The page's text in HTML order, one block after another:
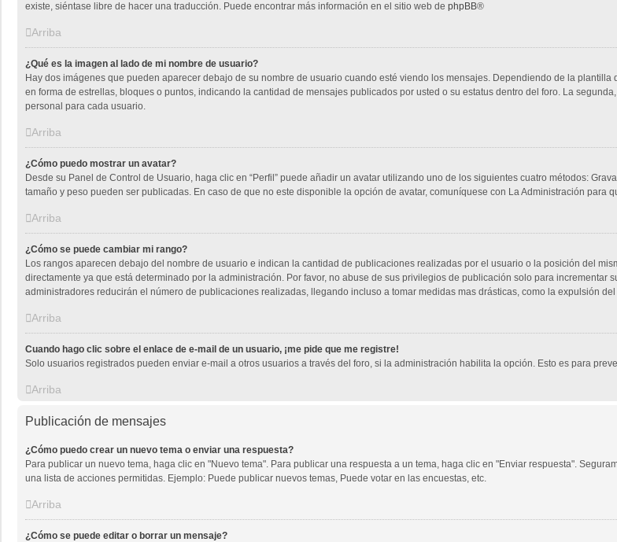
existe, siéntase libre de hacer una traducción. Puede encontrar más información en el sitio web de phpBB®
Arriba
¿Qué es la imagen al lado de mi nombre de usuario?
Hay dos imágenes que pueden aparecer debajo de su nombre de usuario cuando esté viendo los mensajes. Dependiendo de la
en forma de estrellas, bloques o puntos, indicando la cantidad de mensajes publicados por usted o su estatus dentro del foro. La
personal para cada usuario.
Arriba
¿Cómo puedo mostrar un avatar?
Desde su Panel de Control de Usuario, haga clic en “Perfil” puede añadir un avatar utilizando uno de los siguientes cuatro métodos:
tamaño y peso pueden ser publicadas. En caso de que no este disponible la opción de avatar, comuníquese con La Administración para
Arriba
¿Cómo se puede cambiar mi rango?
Los rangos aparecen debajo del nombre de usuario e indican la cantidad de publicaciones realizadas por el usuario o la posición del
directamente ya que está determinado por la administración. Por favor, no abuse de sus privilegios de publicación solo para incrementar
administradores reducirán el número de publicaciones realizadas, llegando incluso a tomar medidas mas drásticas, como la expulsión del
Arriba
Cuando hago clic sobre el enlace de e-mail de un usuario, ¡me pide que me registre!
Solo usuarios registrados pueden enviar e-mail a otros usuarios a través del foro, si la administración habilita la opción. Esto es para
Arriba
Publicación de mensajes
¿Cómo puedo crear un nuevo tema o enviar una respuesta?
Para publicar un nuevo tema, haga clic en "Nuevo tema". Para publicar una respuesta a un tema, haga clic en "Enviar respuesta".
una lista de acciones permitidas. Ejemplo: Puede publicar nuevos temas, Puede votar en las encuestas, etc.
Arriba
¿Cómo se puede editar o borrar un mensaje?